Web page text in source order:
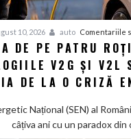
10, 2026 auto Comentariile
DE PE PATRU
V2G ȘI V2L
DE LA O CRIZĂ
Național (SEN) al
câțiva ani cu un paradox din